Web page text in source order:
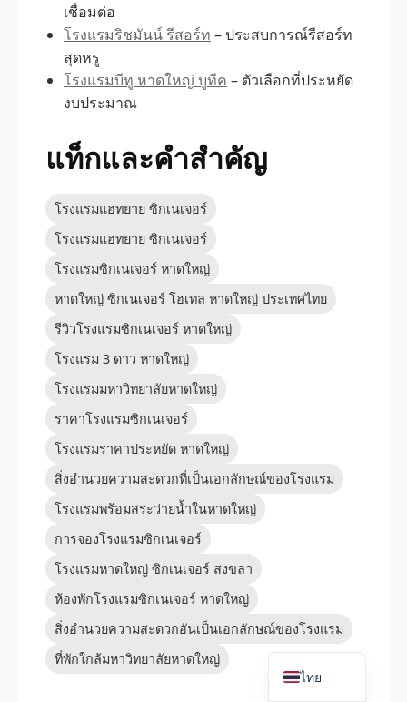
เชื่อมต่อ
โรงแรมริชมันน์ รีสอร์ท – ประสบการณ์รีสอร์ท
สุดหรู
โรงแรมบีทู หาดใหญ่ บูทีค – ตัวเลือกที่ประหยัด
งบประมาณ
แท็กและคำสำคัญ
โรงแรมแฮทยาย ซิกเนเจอร์
โรงแรมแฮทยาย ซิกเนเจอร์
โรงแรมซิกเนเจอร์ หาดใหญ่
หาดใหญ่ ซิกเนเจอร์ โฮเทล หาดใหญ่ ประเทศไทย
รีวิวโรงแรมซิกเนเจอร์ หาดใหญ่
โรงแรม 3 ดาว หาดใหญ่
โรงแรมมหาวิทยาลัยหาดใหญ่
ราคาโรงแรมซิกเนเจอร์
โรงแรมราคาประหยัด หาดใหญ่
สิ่งอำนวยความสะดวกที่เป็นเอกลักษณ์ของโรงแรม
โรงแรมพร้อมสระว่ายน้ำในหาดใหญ่
การจองโรงแรมซิกเนเจอร์
โรงแรมหาดใหญ่ ซิกเนเจอร์ สงขลา
ห้องพักโรงแรมซิกเนเจอร์ หาดใหญ่
สิ่งอำนวยความสะดวกอันเป็นเอกลักษณ์ของโรงแรม
ที่พักใกล้มหาวิทยาลัยหาดใหญ่
ไทย